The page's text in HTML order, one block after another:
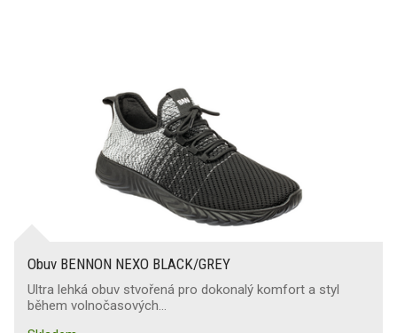
Obuv BENNON NEXO BLACK/GREY
Ultra lehká obuv stvořená pro dokonalý komfort a styl
během volnočasových…